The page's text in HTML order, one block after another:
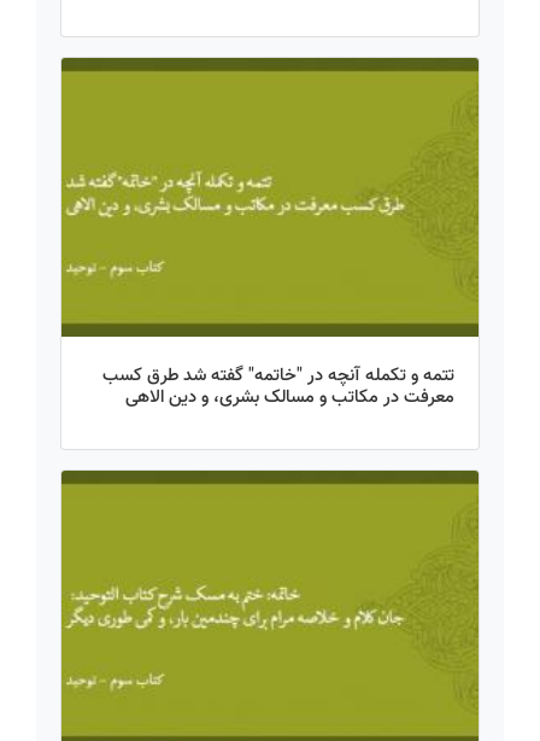
تتمه و تکمله آنچه در "خاتمه" گفته شد طرق کسب
معرفت در مکاتب و مسالک بشری، و دین الاهی